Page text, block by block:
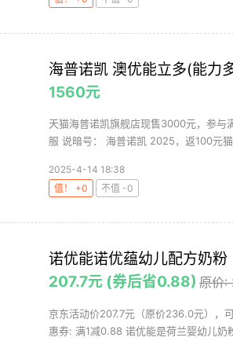
海普诺凯 澳优能立多(能
1560元
天猫海普诺凯旗舰店现售3000元，参与
服 说暗号： 海普诺凯 2025，返100元
2025-4-14 18:38
值！ +0
不值 -0
诺优能诺优蕴幼儿配方奶
207.7元 (券后省0.88) 原价:
京东活动价207.7元（原价236.0元），
惠券: 满1减0.88 诺优能是荷兰婴幼儿奶